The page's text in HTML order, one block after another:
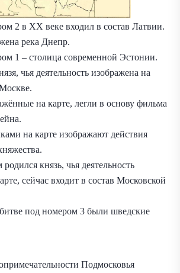
2 в XX веке входил в состав Латвии.
река Днепр.
1 – столица современной Эстонии.
чья деятельность изображена на
на карте, легли в основу фильма
на карте изображают действия
князь, чья деятельность
сейчас входит в состав Московской
под номером 3 были шведские
Подмосковья